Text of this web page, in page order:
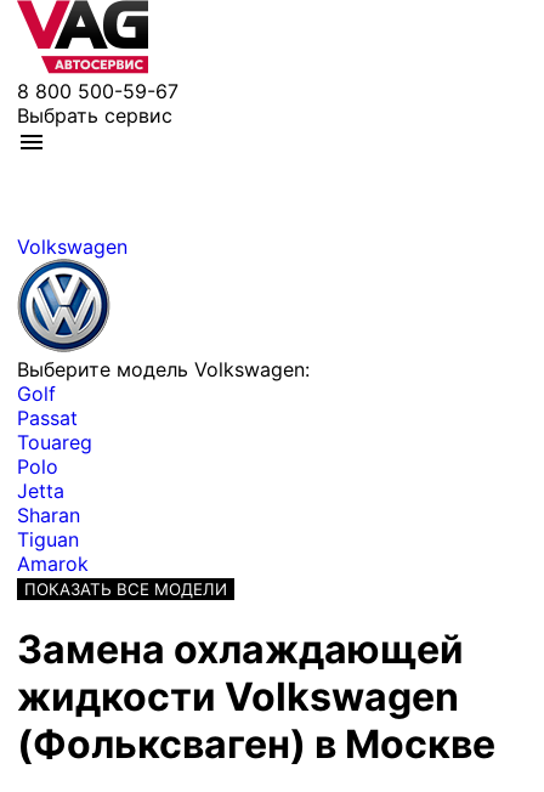
8 800 500-59-67
Выбрать сервис
Volkswagen
Выберите модель Volkswagen:
Golf
Passat
Touareg
Polo
Jetta
Sharan
Tiguan
Amarok
ПОКАЗАТЬ ВСЕ МОДЕЛИ
Замена охлаждающей
жидкости Volkswagen
(Фольксваген) в Москве